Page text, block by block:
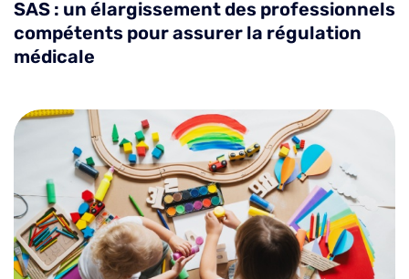
SAS : un élargissement des professionnels
compétents pour assurer la régulation
médicale